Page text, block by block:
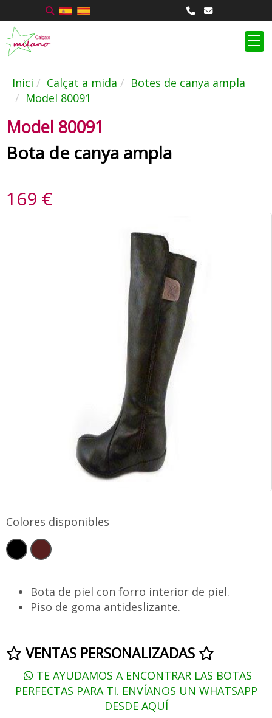
Inici Calçat a mida
Botes de canya ampla
Model 80091
Model 80091
Bota de canya ampla
169 €
Colores disponibles
Bota de piel con forro interior de piel.
Piso de goma antideslizante.
VENTAS PERSONALIZADAS
TE AYUDAMOS A ENCONTRAR LAS BOTAS
PERFECTAS PARA TI. ENVÍANOS UN WHATSAPP
DESDE AQUÍ